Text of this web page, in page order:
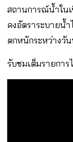
สถานการณ์น้ำใน
คงอัตราระบายน้
ตกหนักระหว่างวั
รับชมเต็มรายการ